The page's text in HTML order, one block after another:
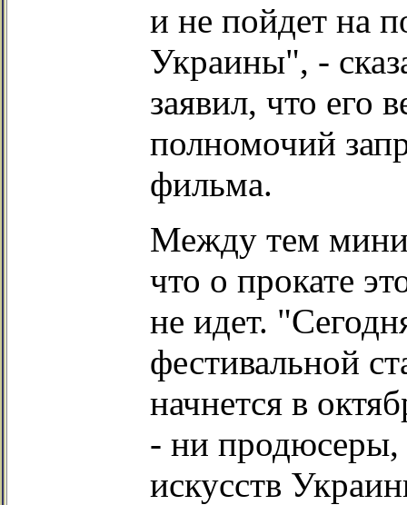
и не пойдет на
Украины", -
заявил, что его
полномочий
фильма.
Между тем
что о прокате
не идет.
фестивальной
начнется в
- ни продюсеры,
искусств